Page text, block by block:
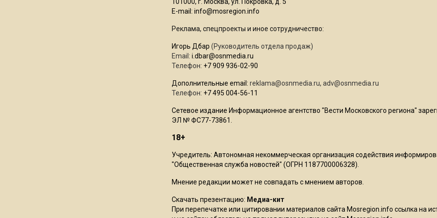
E-mail: info@mosregion.info
Реклама, спецпроекты и иное сотрудничество:
Игорь Дбар (Руководитель отдела продаж)
Email: i.dbar@osnmedia.ru
Телефон: +7 909 936-02-90
Дополнительные email: reklama@osnmedia.ru, adv@osnmedia.ru
Телефон: +7 495 004-56-11
Сетевое издание Информационное агентство "Вести Московского региона"
ЭЛ № ФС77-73861.
18+
Учредитель: Автономная некоммерческая организация содействия
"Общественная служба новостей" (ОГРН 1187700006328).
Мнение редакции может не совпадать с мнением авторов.
Скачать презентацию: Медиа-кит
При перепечатке или цитировании материалов сайта Mosregion.info ссылка на